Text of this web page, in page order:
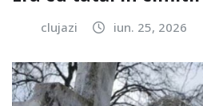
clujazi iun. 25, 2026